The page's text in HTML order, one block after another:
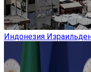
Индонезия